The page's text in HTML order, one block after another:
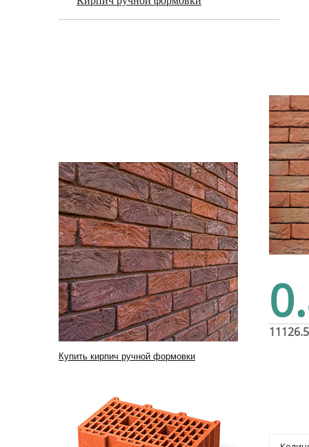
Купить кирпич ручной формовки
11126.5